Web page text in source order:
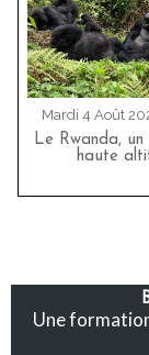
Mardi 4 Août
Le Rwanda, un
haute
Une